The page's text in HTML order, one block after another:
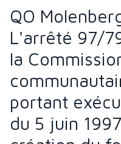
QO
L'arrêté 97/
la
portant
du 5 juin